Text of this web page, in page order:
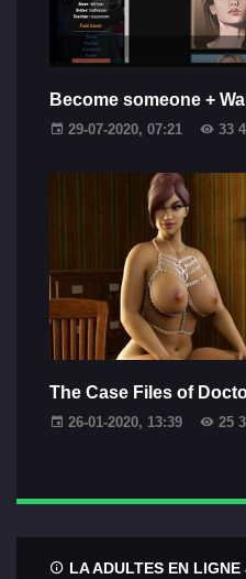
Become someone +
29-07-2020, 07:21 33
The Case Files of
26-01-2020, 13:39 25
LA ADULTES EN LIGNE